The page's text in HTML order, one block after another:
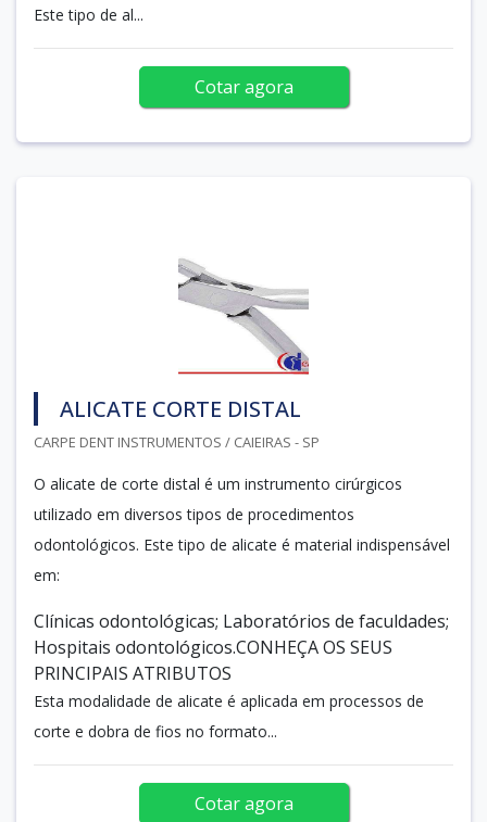
Este tipo de al...
Cotar agora
ALICATE CORTE DISTAL
CARPE DENT INSTRUMENTOS / CAIEIRAS - SP
O alicate de corte distal é um instrumento cirúrgicos
utilizado em diversos tipos de procedimentos
odontológicos. Este tipo de alicate é material indispensável
em:
Clínicas odontológicas; Laboratórios de faculdades;
Hospitais odontológicos.CONHEÇA OS SEUS
PRINCIPAIS ATRIBUTOS
Esta modalidade de alicate é aplicada em processos de
corte e dobra de fios no formato...
Cotar agora